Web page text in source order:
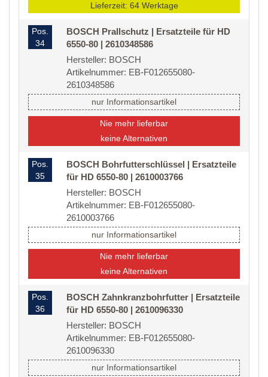
Lieferzeit: 64 Werktage
Pos.
34
BOSCH Prallschutz | Ersatzteile für HD
6550-80 | 2610348586
Hersteller: BOSCH
Artikelnummer: EB-F012655080-
2610348586
nur Informationsartikel
Nie mehr lieferbar
keine Alternativen
Pos.
35
BOSCH Bohrfutterschlüssel | Ersatzteile
für HD 6550-80 | 2610003766
Hersteller: BOSCH
Artikelnummer: EB-F012655080-
2610003766
nur Informationsartikel
Nie mehr lieferbar
keine Alternativen
Pos.
36
BOSCH Zahnkranzbohrfutter | Ersatzteile
für HD 6550-80 | 2610096330
Hersteller: BOSCH
Artikelnummer: EB-F012655080-
2610096330
nur Informationsartikel